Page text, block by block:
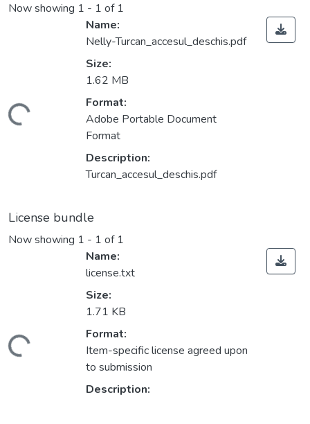
Now showing 1 - 1 of 1
Loading...
Name:
Nelly-Turcan_accesul_deschis.pdf
Size:
1.62 MB
Format:
Adobe Portable Document
Format
Description:
Turcan_accesul_deschis.pdf
License bundle
Now showing 1 - 1 of 1
Loading...
Name:
license.txt
Size:
1.71 KB
Format:
Item-specific license agreed upon
to submission
Description: